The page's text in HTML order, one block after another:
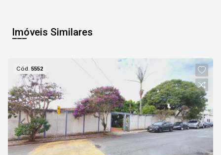
Imóveis Similares
Cód.5552